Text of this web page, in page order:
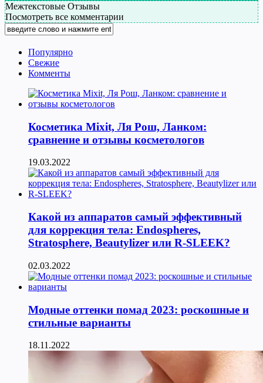
Межтекстовые Отзывы
Посмотреть все комментарии
Популярно
Свежие
Комменты
Косметика Мixit, Ля Рош, Ланком:
сравнение и отзывы косметологов
19.03.2022
Какой из аппаратов самый эффективный
для коррекция тела: Endospheres,
Stratosphere, Beautylizer или R-SLEEK?
02.03.2022
Модные оттенки помад 2023: роскошные и
стильные варианты
18.11.2022